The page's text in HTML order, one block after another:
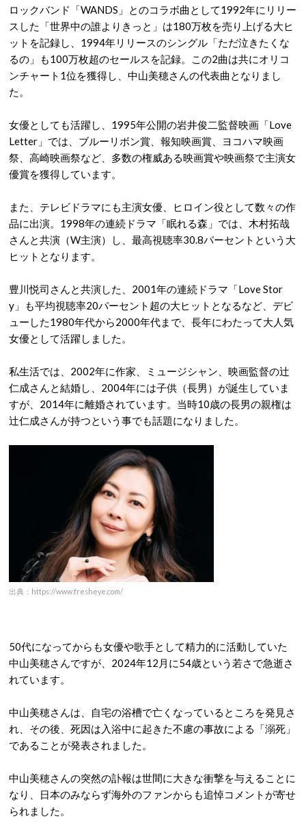
ロックバンド「WANDS」とのコラボ曲として1992年にリリー
スした「世界中の誰よりきっと」は180万枚を売り上げる大ヒ
ットを記録し、1994年リリースのシングル「ただ泣きたくな
るの」も100万枚超のセールスを記録。この2曲は共にオリコ
ンチャート1位を獲得し、中山美穂さんの代表曲となりまし
た。
女優としても活躍し、1995年公開の岩井俊二監督映画「Love
Letter」では、ブルーリボン賞、報知映画賞、ヨコハマ映画
祭、高崎映画祭など、多数の権威ある映画賞や映画祭で主演女
優賞を獲得しています。
また、テレビドラマにも主演女優、ヒロイン役として数々の作
品に出演。1998年の連続ドラマ「眠れる森」では、木村拓哉
さんと共演（W主演）し、最高視聴率30.8パーセントという大
ヒットとなります。
豊川悦司さんと共演した、2001年の連続ドラマ「Love Stor
y」も平均視聴率20パーセント超の大ヒットとなるなど、デビ
ューした1980年代から2000年代まで、長年にわたって大人気
女優として活躍しました。
私生活では、2002年に作家、ミュージシャン、映画監督の辻
仁成さんと結婚し、2004年には子供（長男）が誕生していま
すが、2014年に離婚されています。当時10歳の長男の親権は
辻仁成さんが持つという事でも話題になりました。
出典：https://www.fresheye.com/
50代になってからも女優や歌手として精力的に活動していた
中山美穂さんですが、2024年12月に54歳という若さで急逝さ
れています。
中山美穂さんは、自宅の浴槽で亡くなっているところを発見さ
れ、その後、死因は入浴中に起きた不慮の事故による「溺死」
であることが発表されました。
中山美穂さんの突然の訃報は世間に大きな衝撃を与えることに
なり、日本のみならず海外のファンからも追悼コメントが寄せ
られました。